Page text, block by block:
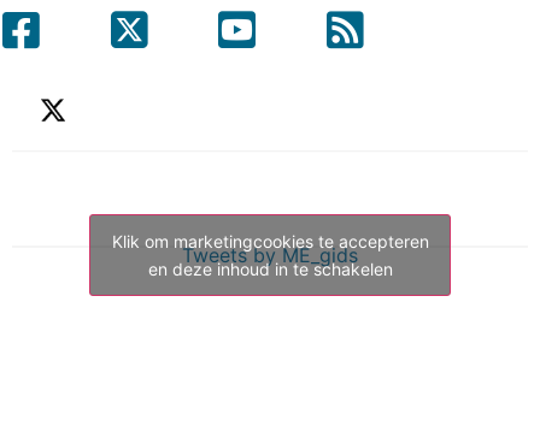
Tweets by ME_gids
Klik om marketingcookies te accepteren
en deze inhoud in te schakelen